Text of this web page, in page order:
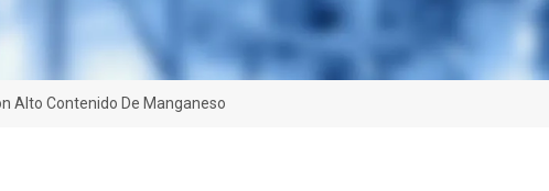
Alto Contenido De Manganeso